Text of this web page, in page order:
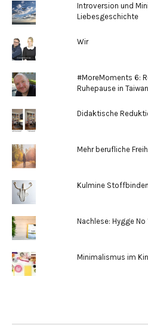
Introversion und
Liebesgeschichte
Wir
#MoreMoments 6:
Ruhepause in Taiwan
Didaktische
Mehr berufliche
Kulmine
Nachlese: Hygge No
Minimalismus im